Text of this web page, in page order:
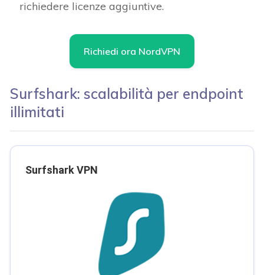
richiedere licenze aggiuntive.
Richiedi ora NordVPN
Surfshark: scalabilità per endpoint
illimitati
Surfshark VPN